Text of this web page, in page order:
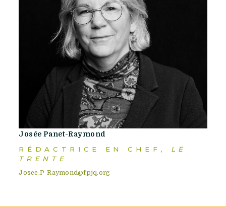
Josée Panet-Raymond
RÉDACTRICE EN CHEF, LE
TRENTE
Josee.P-Raymond@fpjq.org